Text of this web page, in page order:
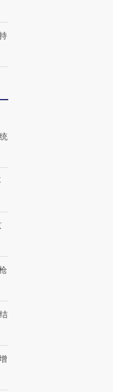
｜“入侵”还是“人道危
？难民潮撕裂西班牙
旅对话】华住集团